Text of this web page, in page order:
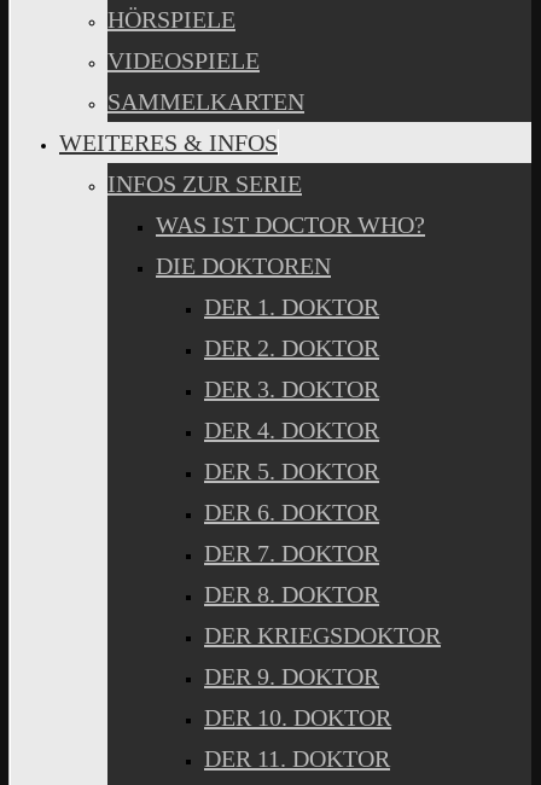
HÖRSPIELE
VIDEOSPIELE
SAMMELKARTEN
WEITERES & INFOS
INFOS ZUR SERIE
WAS IST DOCTOR WHO?
DIE DOKTOREN
DER 1. DOKTOR
DER 2. DOKTOR
DER 3. DOKTOR
DER 4. DOKTOR
DER 5. DOKTOR
DER 6. DOKTOR
DER 7. DOKTOR
DER 8. DOKTOR
DER KRIEGSDOKTOR
DER 9. DOKTOR
DER 10. DOKTOR
DER 11. DOKTOR